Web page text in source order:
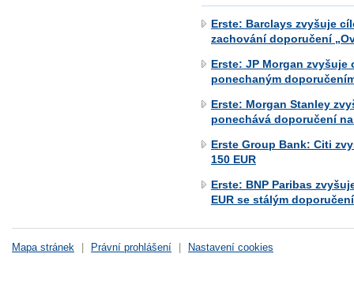
Erste: Barclays zvyšuje
zachování doporučení
Erste: JP Morgan zvyšuje
ponechaným
Erste: Morgan Stanley
ponechává doporučení
Erste Group Bank: Citi
150 EUR
Erste: BNP Paribas
EUR se stálým
Mapa stránek | Právní prohlášení | Nastavení cookies